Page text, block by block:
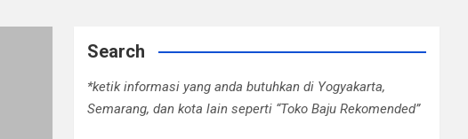
Search
*ketik informasi yang anda butuhkan di Yogyakarta,
Semarang, dan kota lain seperti “Toko Baju Rekomended”